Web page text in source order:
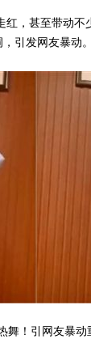
红，甚至带动
引发网友暴动。
舞！引网友暴动